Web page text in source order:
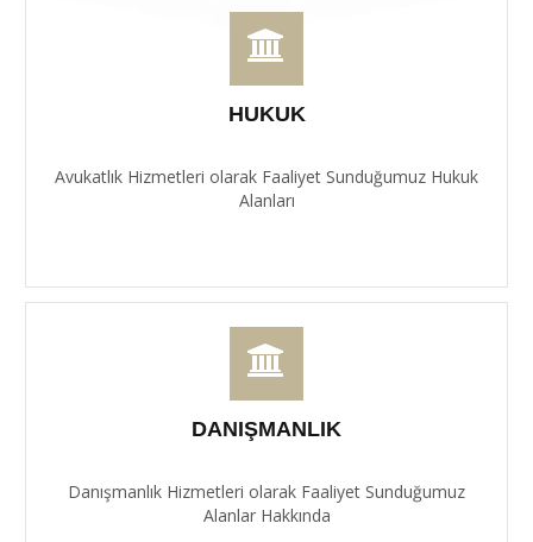
HUKUK
Avukatlık Hizmetleri olarak Faaliyet Sunduğumuz Hukuk
Alanları
DANIŞMANLIK
Danışmanlık Hizmetleri olarak Faaliyet Sunduğumuz
Alanlar Hakkında